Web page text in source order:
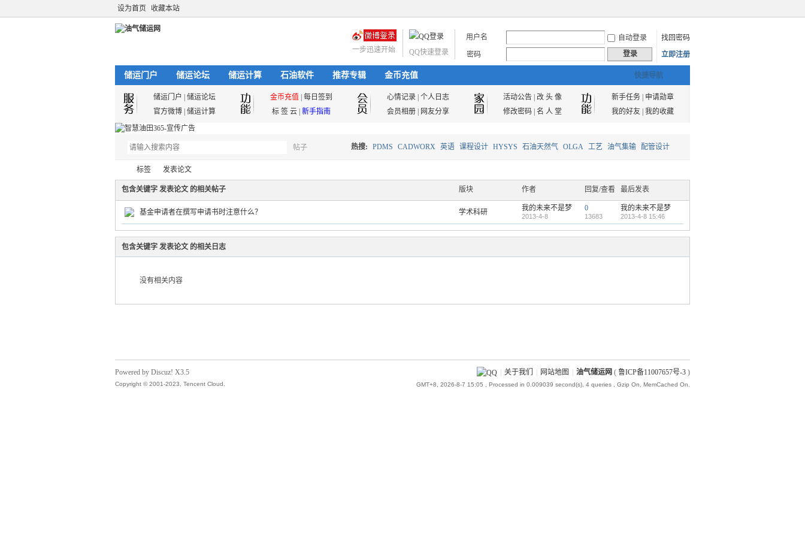
设为首页 收藏本站
用户名 自动登录
找回密码
密码
登录 立即注册
QQ快速登录
一步迅速开始
快捷导航
储运门户 储运论坛 储运计算 石油软件 推荐专辑 金币充值
储运门户 储运论坛 金币充值 每日签到 心情记录 个人日志 活动公告| 改 头 像 新手任务|
申请勋章
官方微博 储运计算 标 签 云 新手指南 会员相册 网友分享 修改密码| 名 人 堂 我的好友| 我的收藏
帖子 热搜: PDMS CADWORX 英语 课程设计 HYSYS 石油天然气 OLGA 工艺 油气集输 配管设计
标签 发表论文
包含关键字 发表论文 的相关帖子 版块 作者 回复/查看 最后发表
基金申请者在撰写申请书时注意什么？ 学术科研 我的未来不是梦
2013-4-8
0
13683
我的未来不是梦
2013-4-8 15:46
包含关键字 发表论文 的相关日志
没有相关内容
关于我们 网站地图 油气储运网 ( 鲁ICP备11007657号-3 )
GMT+8, 2026-8-7 15:05 , Processed in 0.009039 second(s), 4 queries , Gzip On, MemCached On.
Powered by Discuz! X3.5
Copyright © 2001-2023, Tencent Cloud.